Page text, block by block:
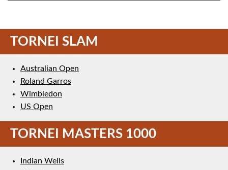
TORNEI SLAM
Australian Open
Roland Garros
Wimbledon
US Open
TORNEI MASTERS 1000
Indian Wells